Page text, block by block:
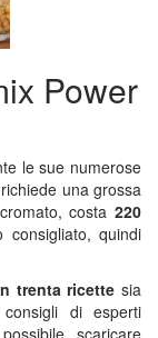
Power
le sue numerose
una grossa
costa 220
consigliato, quindi
trenta ricette sia
di esperti
scaricare